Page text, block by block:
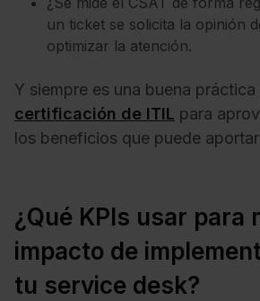
un ticket se solicita la opinión
optimizar la atención.
Y siempre es una buena práctica
certificación de ITIL para
los beneficios que puede
¿Qué KPIs usar para
impacto de
tu service desk?